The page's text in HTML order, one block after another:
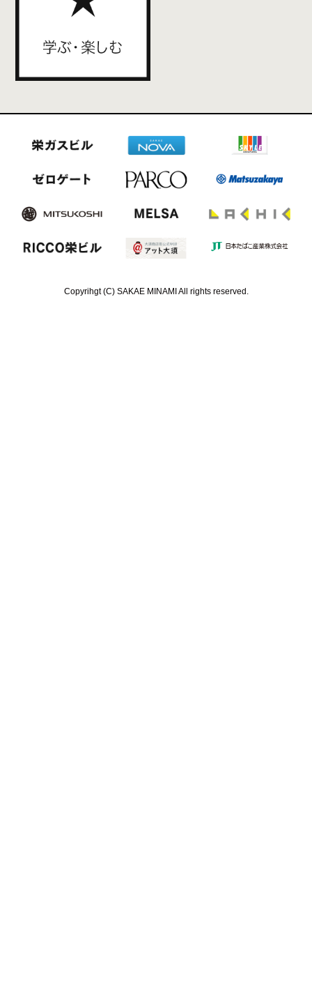
Copyrihgt (C) SAKAE MINAMI All rights reserved.